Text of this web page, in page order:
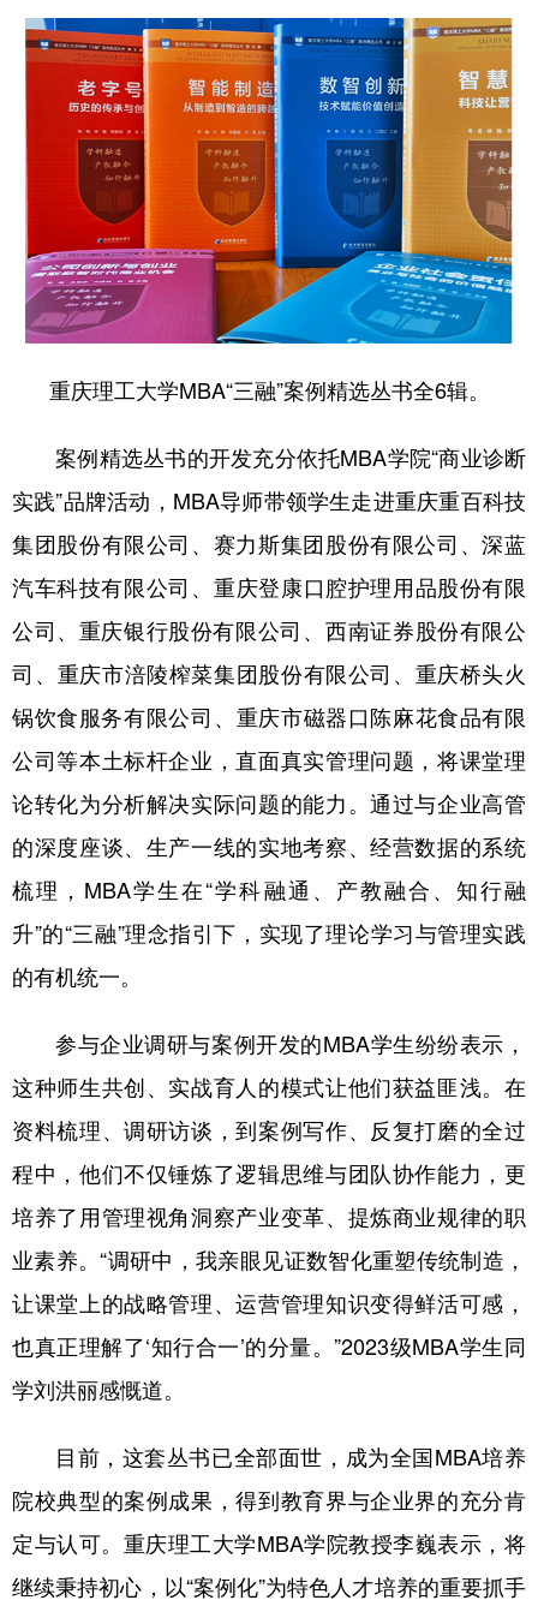
重庆理工大学MBA“三融”案例精选丛书全6辑。
案例精选丛书的开发充分依托MBA学院“商业诊断
实践”品牌活动，MBA导师带领学生走进重庆重百科技
集团股份有限公司、赛力斯集团股份有限公司、深蓝
汽车科技有限公司‌、重庆登康口腔护理用品股份有限
公司、重庆银行股份有限公司、‌西南证券股份有限公
司‌、重庆市涪陵榨菜集团股份有限公司、重庆桥头火
锅饮食服务有限公司‌、重庆市磁器口陈麻花食品有限
公司等本土标杆企业，直面真实管理问题，将课堂理
论转化为分析解决实际问题的能力。通过与企业高管
的深度座谈、生产一线的实地考察、经营数据的系统
梳理，MBA学生在“学科融通、产教融合、知行融
升”的“三融”理念指引下，实现了理论学习与管理实践
的有机统一。
参与企业调研与案例开发的MBA学生纷纷表示，
这种师生共创、实战育人的模式让他们获益匪浅。在
资料梳理、调研访谈，到案例写作、反复打磨的全过
程中，他们不仅锤炼了逻辑思维与团队协作能力，更
培养了用管理视角洞察产业变革、提炼商业规律的职
业素养。“调研中，我亲眼见证数智化重塑传统制造，
让课堂上的战略管理、运营管理知识变得鲜活可感，
也真正理解了‘知行合一’的分量。”2023级MBA学生同
学刘洪丽感慨道。
目前，这套丛书已全部面世，成为全国MBA培养
院校典型的案例成果，得到教育界与企业界的充分肯
定与认可。重庆理工大学MBA学院教授李巍表示，将
继续秉持初心，以“案例化”为特色人才培养的重要抓手